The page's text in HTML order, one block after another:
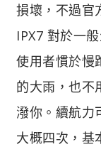
損壞，不過官
IPX7 對於一
使用者慣於慢
的大雨，也不
潑你。續航力
大概四次，基